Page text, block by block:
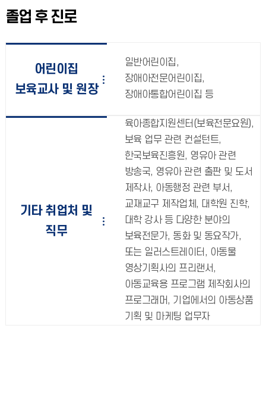
졸업 후 진로
어린이집
보육교사 및 원장
일반어린이집,
장애아전문어린이집,
장애아통합어린이집 등
기타 취업처 및
직무
육아종합지원센터(보육전문요원),
보육 업무 관련 컨설턴트,
한국보육진흥원, 영유아 관련
방송국, 영유아 관련 출판 및 도서
제작사, 아동행정 관련 부서,
교재교구 제작업체, 대학원 진학,
대학 강사 등 다양한 분야의
보육전문가, 동화 및 동요작가,
또는 일러스트레이터, 아동물
영상기획사의 프리랜서,
아동교육용 프로그램 제작회사의
프로그래머, 기업에서의 아동상품
기획 및 마케팅 업무자